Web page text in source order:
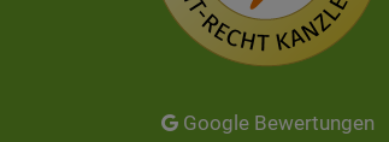
Google Bewertungen